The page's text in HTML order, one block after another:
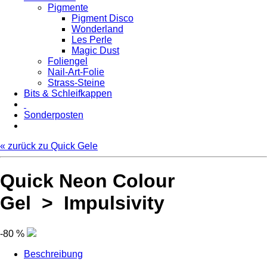
Pigmente
Pigment Disco
Wonderland
Les Perle
Magic Dust
Foliengel
Nail-Art-Folie
Strass-Steine
Bits & Schleifkappen
Sonderposten
« zurück zu Quick Gele
Quick Neon Colour
Gel > Impulsivity
-80 %
Beschreibung